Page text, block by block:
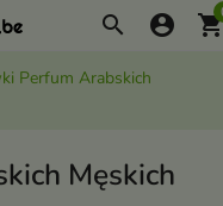
search account_circle
Perfum Arabskich
Męskich